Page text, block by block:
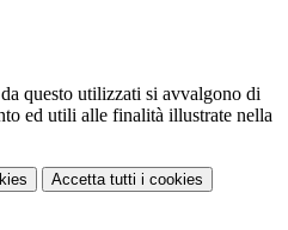
questo utilizzati si avvalgono di
ed utili alle finalità illustrate nella
Accetta tutti i cookies